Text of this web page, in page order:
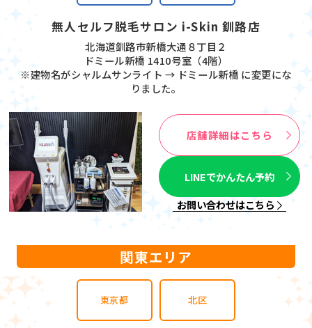
無人セルフ脱毛サロン i-Skin 釧路店
北海道釧路市新橋大通８丁目２
ドミール新橋 1410号室（4階）
※建物名がシャルムサンライト → ドミール新橋 に変更にな
りました。
店舗詳細はこちら
LINEでかんたん予約
お問い合わせはこちら
関東エリア
東京都 北区